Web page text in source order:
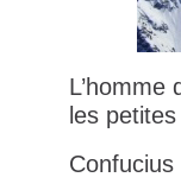
les
Confucius